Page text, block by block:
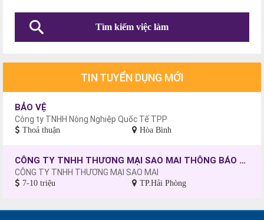
Tìm kiếm việc làm
TIN TUYỂN DỤNG MỚI
BẢO VỆ
Công ty TNHH Nông Nghiệp Quốc Tế TPP
Thoả thuận Hòa Bình
CÔNG TY TNHH THƯƠNG MẠI SAO MAI THÔNG BÁO TUYỂN DỤNG CÔNG NHÂN MAY, CHƯA CÓ TAY NGHỀ SẼ ĐƯỢC ĐÀO TẠO.
CÔNG TY TNHH THƯƠNG MẠI SAO MAI
7-10 triệu TP.Hải Phòng